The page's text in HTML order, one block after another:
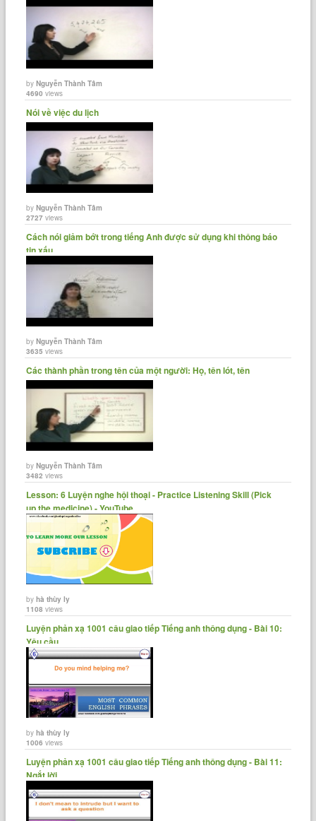
byNguyễn Thành Tâm
4690 views
Nói về việc du lịch
byNguyễn Thành Tâm
2727 views
Cách nói giảm bớt trong tiếng Anh được sử dụng khi thông báo
tin xấu
byNguyễn Thành Tâm
3635 views
Các thành phần trong tên của một người: Họ, tên lót, tên
byNguyễn Thành Tâm
3482 views
Lesson: 6 Luyện nghe hội thoại - Practice Listening Skill (Pick
up the medicine) - YouTube
byhà thùy ly
1108 views
Luyện phản xạ 1001 câu giao tiếp Tiếng anh thông dụng - Bài 10:
Yêu cầu......
byhà thùy ly
1006 views
Luyện phản xạ 1001 câu giao tiếp Tiếng anh thông dụng - Bài 11:
Ngắt lời,......